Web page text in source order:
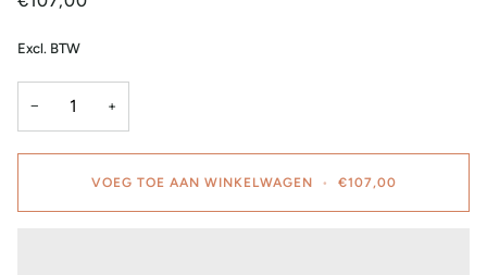
Excl. BTW
− +
VOEG TOE AAN WINKELWAGEN • €107,00